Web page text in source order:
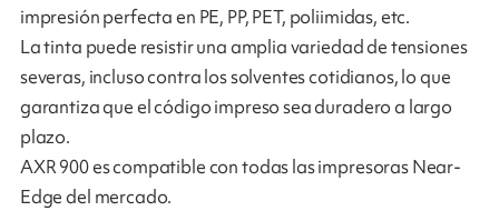
impresión perfecta en PE, PP, PET, poliimidas, etc.
La tinta puede resistir una amplia variedad de tensiones
severas, incluso contra los solventes cotidianos, lo que
garantiza que el código impreso sea duradero a largo
plazo.
AXR 900 es compatible con todas las impresoras Near-
Edge del mercado.